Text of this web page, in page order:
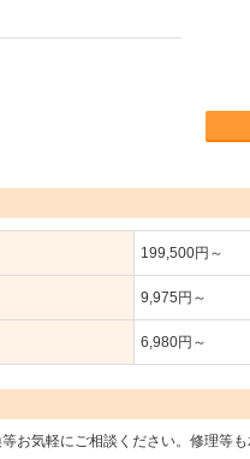
199,500円～
9,975円～
6,980円～
お気軽にご相談ください。修理等